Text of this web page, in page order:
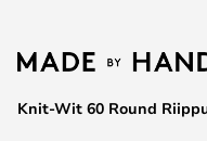
the
gallery
Knit-Wit 60 Round